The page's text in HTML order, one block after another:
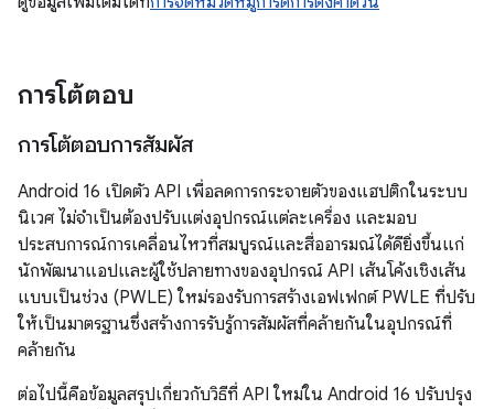
การโต้ตอบ
การโต้ตอบการสัมผัส
Android 16 เปิดตัว API เพื่อลดการกระจายตัวของแฮปติกในระบบ
นิเวศ ไม่จำเป็นต้องปรับแต่งอุปกรณ์แต่ละเครื่อง และมอบ
ประสบการณ์การเคลื่อนไหวที่สมบูรณ์และสื่ออารมณ์ได้ดียิ่งขึ้นแก่
นักพัฒนาแอปและผู้ใช้ปลายทางของอุปกรณ์ API เส้นโค้งเชิงเส้น
แบบเป็นช่วง (PWLE) ใหม่รองรับการสร้างเอฟเฟกต์ PWLE ที่ปรับ
ให้เป็นมาตรฐานซึ่งสร้างการรับรู้การสัมผัสที่คล้ายกันในอุปกรณ์ที่
คล้ายกัน
ต่อไปนี้คือข้อมูลสรุปเกี่ยวกับวิธีที่ API ใหม่ใน Android 16 ปรับปรุง